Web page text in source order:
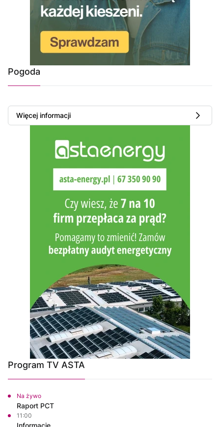
Pogoda
Więcej informacji
Program TV ASTA
Na żywo
Raport PCT
11:00
Informacje